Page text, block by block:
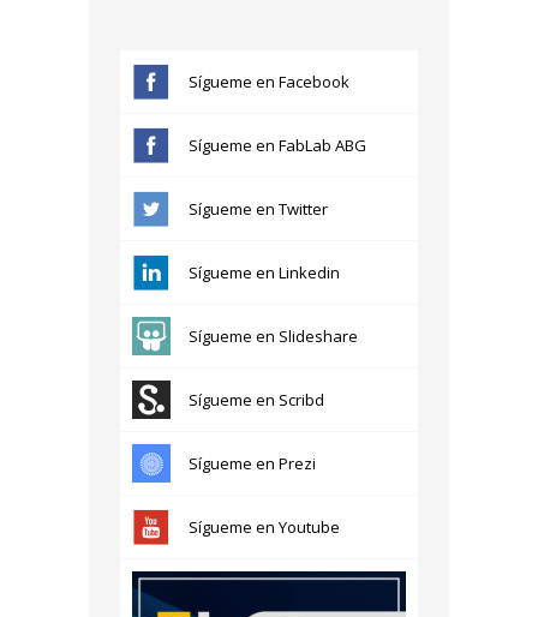
Sígueme en Facebook
Sígueme en FabLab ABG
Sígueme en Twitter
Sígueme en Linkedin
Sígueme en Slideshare
Sígueme en Scribd
Sígueme en Prezi
Sígueme en Youtube